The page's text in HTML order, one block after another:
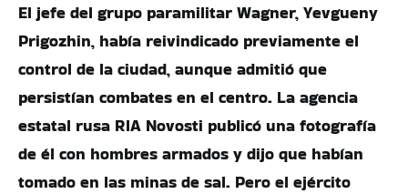
El jefe del grupo paramilitar Wagner, Yevgueny
Prigozhin, había reivindicado previamente el
control de la ciudad, aunque admitió que
persistían combates en el centro. La agencia
estatal rusa RIA Novosti publicó una fotografía
de él con hombres armados y dijo que habían
tomado en las minas de sal. Pero el ejército